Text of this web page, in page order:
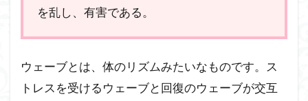
を乱し、有害である。
ウェーブとは、体のリズムみたいなものです。ス
トレスを受けるウェーブと回復のウェーブが交互